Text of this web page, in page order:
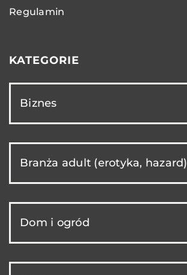
Regulamin
KATEGORIE
Biznes
Branża adult (erotyka, hazard)
Dom i ogród